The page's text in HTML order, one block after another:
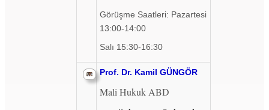
Görüşme Saatleri: Pazartesi
13:00-14:00
Salı 15:30-16:30
Prof. Dr. Kamil GÜNGÖR
Mali Hukuk ABD